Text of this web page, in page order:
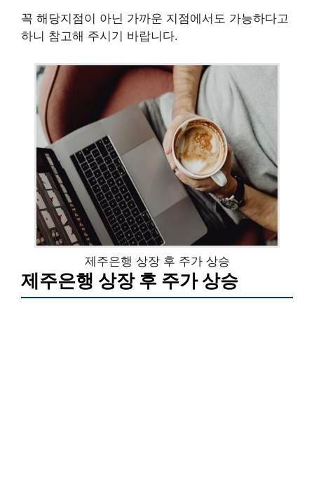
꼭 해당지점이 아닌 가까운 지점에서도 가능하다고
하니 참고해 주시기 바랍니다.
제주은행 상장 후 주가 상승
제주은행 상장 후 주가 상승